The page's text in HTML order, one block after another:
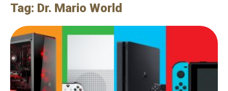
Tag: Dr. Mario World